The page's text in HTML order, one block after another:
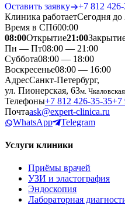
Оставить заявку
+7 812
Клиника работаетСегодня до
Время в СПб00:00
08:00Открытие21:00
Пн — Пт08:00 — 21:00
Суббота08:00 — 18:00
Воскресенье08:00 — 16:00
АдресСанкт-Петербург,
ул. Пионерская, 63м.
Телефоны+7 812 426‑35‑35+7
Почтаask@expert-clinica.ru
WhatsApp
Telegram
Услуги клиники
Приёмы врачей
УЗИ и эластография
Эндоскопия
Лабораторная